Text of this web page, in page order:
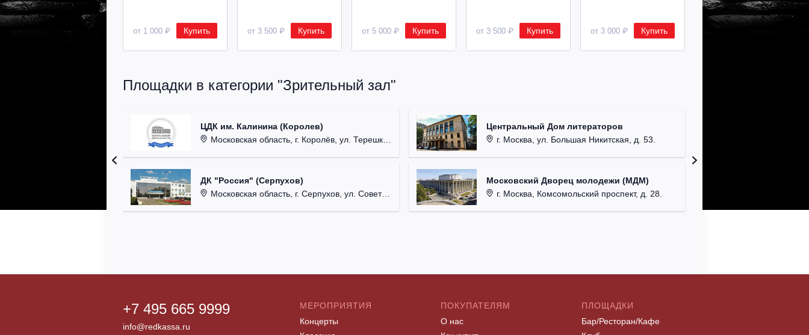
от 1 000 ₽ Купить от 3 500 ₽ Купить от 5 000 ₽ Купить от 3 500 ₽ Купить от 3 000 ₽ Купить
Площадки в категории "Зрительный зал"
ЦДК им. Калинина (Королев)
Московская область, г. Королёв, ул. Терешковой, д. 1.
ДК "Россия" (Серпухов)
Московская область, г. Серпухов, ул. Советская, д. 90.
Центральный Дом литераторов
г. Москва, ул. Большая Никитская, д. 53.
Московский Дворец молодежи (МДМ)
г. Москва, Комсомольский проспект, д. 28.
+7 495 665 9999
info@redkassa.ru
МЕРОПРИЯТИЯ
Концерты
ПОКУПАТЕЛЯМ
О нас
ПЛОЩАДКИ
Бар/Ресторан/Кафе